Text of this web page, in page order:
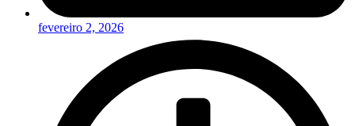
fevereiro 2, 2026